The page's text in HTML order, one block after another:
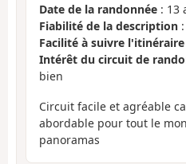
Date de la randonnée : 13
Fiabilité de la description
Facilité à suivre l'itinéraire
Intérêt du circuit de
bien
Circuit facile et agréable
abordable pour tout le
panoramas